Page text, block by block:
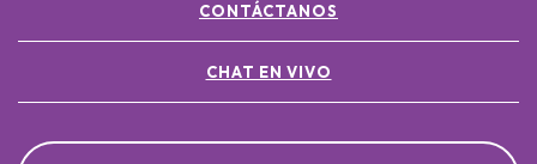
CONTÁCTANOS
CHAT EN VIVO